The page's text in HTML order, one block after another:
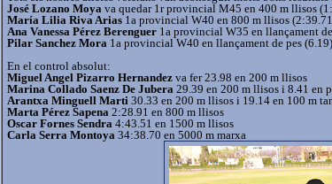
José Lozano Moya va quedar 1r provincial M45 en 400 m llisos
María Lilia Riva Arias1a provincial W40 en 800 m llisos
Ana Vanessa Pérez Berenguer 1a provincial W35 en llançament
Pilar Sanchez Mora 1a provincial W40 en llançament de pes (6.19)
En el control absolut:
Miguel Angel Pizarro Hernandez va fer 23.98 en 200 m llisos
Marina Collado Saenz De Jubera 29.39 en 200 m llisos i 8.41 en
Arantxa Minguell Marti 30.33 en 200 m llisos i 19.14 en 100 m
Marta Pérez Sapena 2:28.91 en 800 m llisos
Oscar Fornes Sendra 4:43.51 en 1500 m llisos
Carla Serra Montoya 34:38.70 en 5000 m marxa